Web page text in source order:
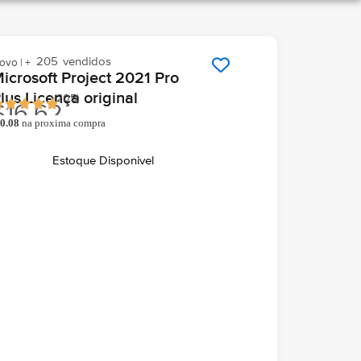
| + 205 vendidos
Project 2021 Pro
Licença original
16.62
grátis hojeEm seu email
comprar você ganha
Estoque Disponivel
0.08 na proxima compra
(205)